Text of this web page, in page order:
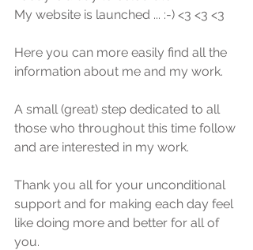
My website is launched ... :-) <3 <3 <3
Here you can more easily find all the
information about me and my work.
A small (great) step dedicated to all
those who throughout this time follow
and are interested in my work.
Thank you all for your unconditional
support and for making each day feel
like doing more and better for all of
you.